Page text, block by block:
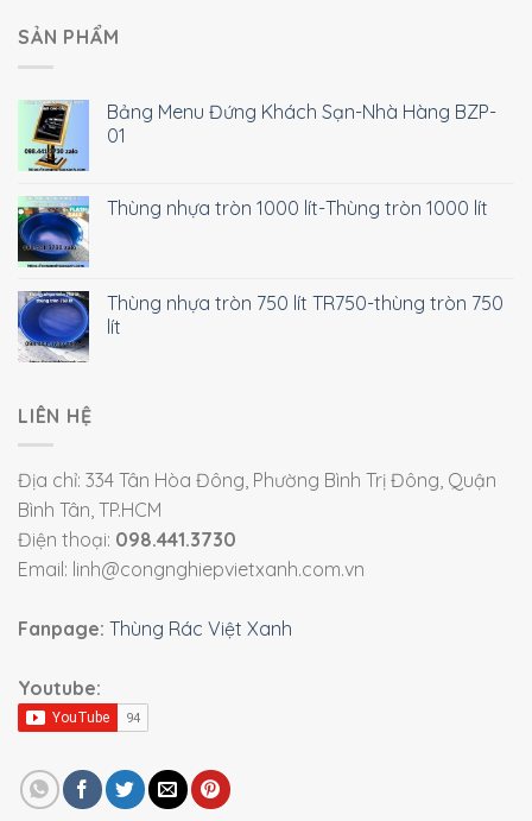
SẢN PHẨM
Bảng Menu Đứng Khách Sạn-Nhà Hàng BZP-
01
Thùng nhựa tròn 1000 lít-Thùng tròn 1000 lít
Thùng nhựa tròn 750 lít TR750-thùng tròn 750
lít
LIÊN HỆ
Địa chỉ: 334 Tân Hòa Đông, Phường Bình Trị Đông, Quận
Bình Tân, TP.HCM
Điện thoại: 098.441.3730
Email: linh@congnghiepvietxanh.com.vn
Fanpage: Thùng Rác Việt Xanh
Youtube: